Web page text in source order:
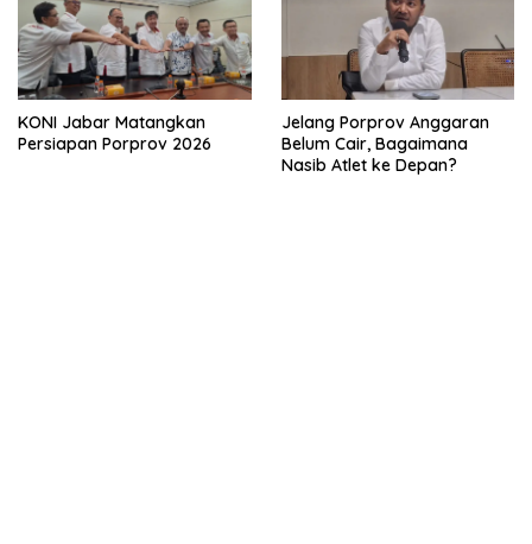
KONI Jabar Matangkan
Persiapan Porprov 2026
Jelang Porprov Anggaran
Belum Cair, Bagaimana
Nasib Atlet ke Depan?